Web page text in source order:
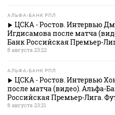
АЛЬФА-БАНК РПЛ
ЦСКА - Ростов. Интервью
Игдисамова после матча
Банк Российская Премьер-
8 августа 23:22
АЛЬФА-БАНК РПЛ
ЦСКА - Ростов. Интервью
после матча (видео). Альфа-
Российская Премьер-Лига.
8 августа 23:21